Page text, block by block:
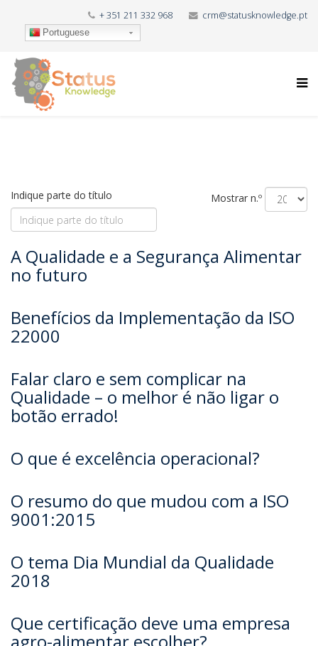
+ 351 211 332 968 crm@statusknowledge.pt
Portuguese
Indique parte do título Mostrar n.º
A Qualidade e a Segurança Alimentar
no futuro
Benefícios da Implementação da ISO
22000
Falar claro e sem complicar na
Qualidade – o melhor é não ligar o
botão errado!
O que é excelência operacional?
O resumo do que mudou com a ISO
9001:2015
O tema Dia Mundial da Qualidade
2018
Que certificação deve uma empresa